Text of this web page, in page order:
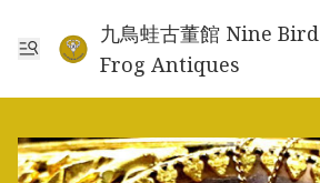
九鳥蛙古董館 Nine Bird
Frog Antiques